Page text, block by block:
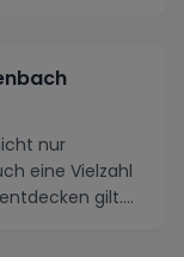
nur
eine Vielzahl
gilt....